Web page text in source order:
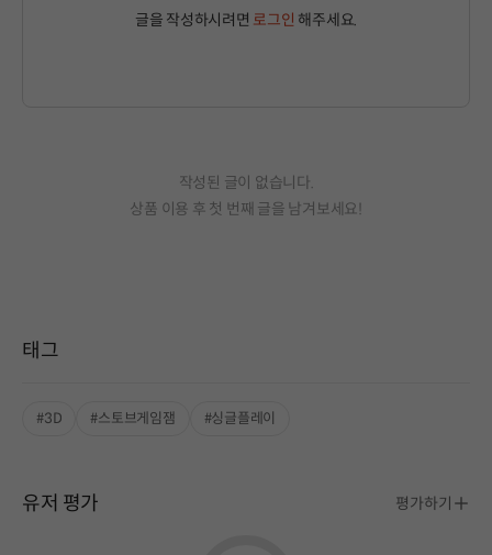
글을 작성하시려면 로그인 해주세요.
작성된 글이 없습니다.
상품 이용 후 첫 번째 글을 남겨보세요!
태그
#3D #스토브게임잼 #싱글플레이
유저 평가 평가하기